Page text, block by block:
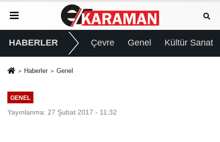
HABERLER Çevre Genel Kültür Sanat
Haberler Genel
GENEL
Yayınlanma: 27 Şubat 2017 - 11:32